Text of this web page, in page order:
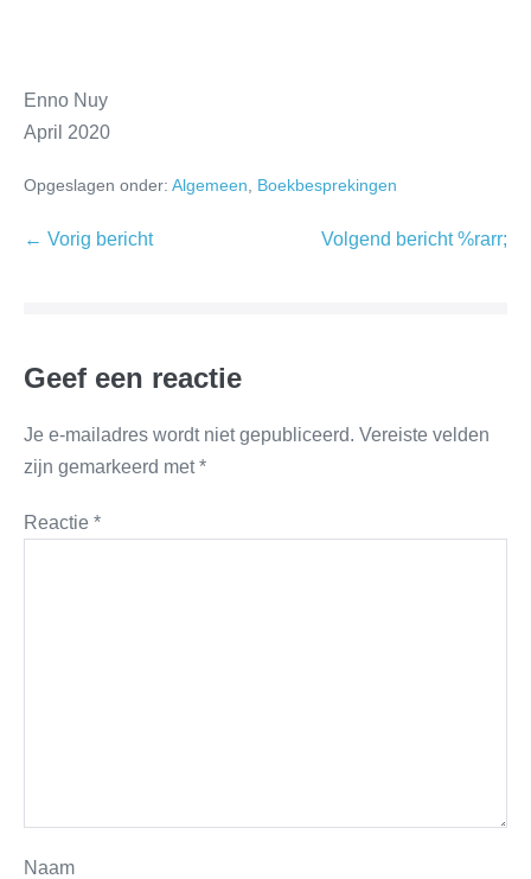
Enno Nuy
April 2020
Opgeslagen onder: Algemeen Boekbesprekingen
← Vorig bericht Volgend bericht %rarr;
Geef een reactie
Je e-mailadres wordt niet gepubliceerd. Vereiste velden
zijn gemarkeerd met*
Reactie *
Naam